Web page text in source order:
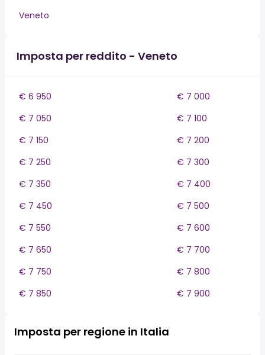
Veneto
Imposta per reddito - Veneto
€ 6 950
€ 7 000
€ 7 050
€ 7 100
€ 7 150
€ 7 200
€ 7 250
€ 7 300
€ 7 350
€ 7 400
€ 7 450
€ 7 500
€ 7 550
€ 7 600
€ 7 650
€ 7 700
€ 7 750
€ 7 800
€ 7 850
€ 7 900
Imposta per regione in Italia